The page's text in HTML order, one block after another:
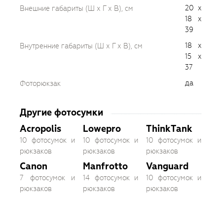
Внешние габариты (Ш х Г х В), см
20 x
18 x
39
Внутренние габариты (Ш х Г х В), см
18 x
15 x
37
Фоторюкзак
да
Другие фотосумки
Acropolis
10 фотосумок и
рюкзаков
Canon
7 фотосумок и
рюкзаков
Lowepro
10 фотосумок и
рюкзаков
Manfrotto
14 фотосумок и
рюкзаков
ThinkTank
10 фотосумок и
рюкзаков
Vanguard
10 фотосумок и
рюкзаков